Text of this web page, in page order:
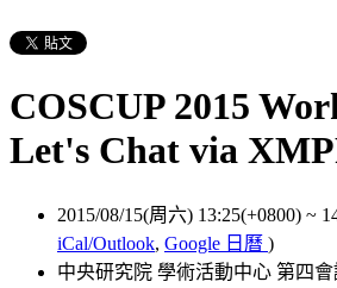
COSCUP 2015
Let's Chat via
2015/08/15(周六) 13:25(+0800) ~
iCal/Outlook, Google 日曆 )
中央研究院 學術活動中心 第四